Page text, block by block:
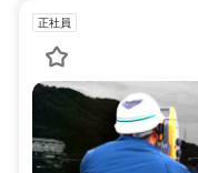
正社員